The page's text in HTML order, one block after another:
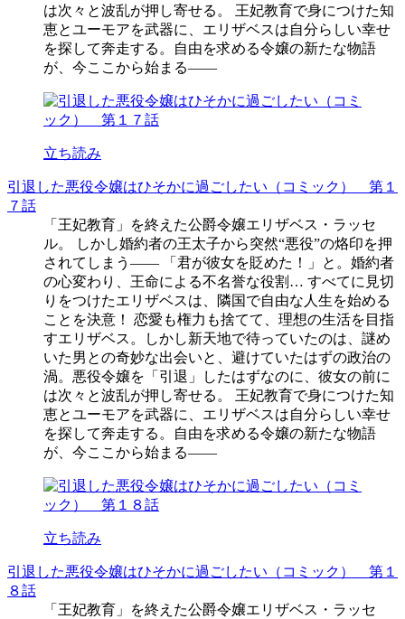
は次々と波乱が押し寄せる。 王妃教育で身につけた知
恵とユーモアを武器に、エリザベスは自分らしい幸せ
を探して奔走する。自由を求める令嬢の新たな物語
が、今ここから始まる――
立ち読み
引退した悪役令嬢はひそかに過ごしたい（コミック） 第１
７話
「王妃教育」を終えた公爵令嬢エリザベス・ラッセ
ル。 しかし婚約者の王太子から突然“悪役”の烙印を押
されてしまう―― 「君が彼女を貶めた！」と。婚約者
の心変わり、王命による不名誉な役割… すべてに見切
りをつけたエリザベスは、隣国で自由な人生を始める
ことを決意！ 恋愛も権力も捨てて、理想の生活を目指
すエリザベス。しかし新天地で待っていたのは、謎め
いた男との奇妙な出会いと、避けていたはずの政治の
渦。悪役令嬢を「引退」したはずなのに、彼女の前に
は次々と波乱が押し寄せる。 王妃教育で身につけた知
恵とユーモアを武器に、エリザベスは自分らしい幸せ
を探して奔走する。自由を求める令嬢の新たな物語
が、今ここから始まる――
立ち読み
引退した悪役令嬢はひそかに過ごしたい（コミック） 第１
８話
「王妃教育」を終えた公爵令嬢エリザベス・ラッセ